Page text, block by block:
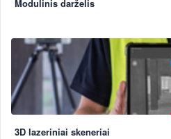
Modulinis darželis
3D lazeriniai skeneriai